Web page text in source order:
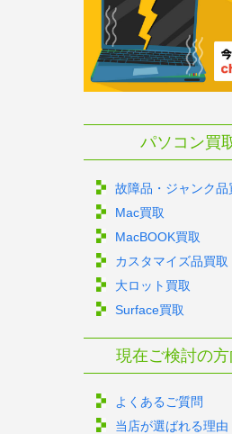
パソコン買
故障品・ジャンク品
Mac買取
MacBOOK買取
カスタマイズ品買取
大ロット買取
Surface買取
現在ご検討の
よくあるご質問
当店が選ばれる理由